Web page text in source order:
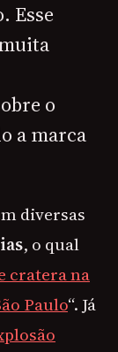
Esse
o
a marca
diversas
, o qual
cratera na
Paulo“. Já